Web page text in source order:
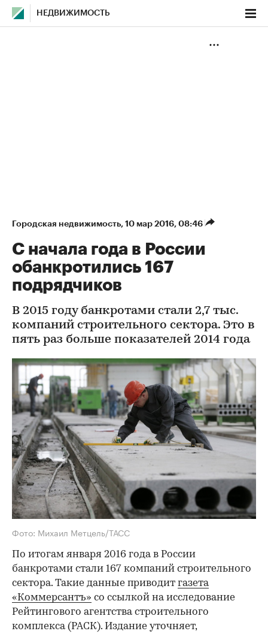
НЕДВИЖИМОСТЬ
Городская недвижимость⁠, 10 мар 2016, 08:46
С начала года в России
обанкротились 167
подрядчиков
В 2015 году банкротами стали 2,7 тыс.
компаний строительного сектора. Это в
пять раз больше показателей 2014 года
Фото: Михаил Метцель/ТАСС
По итогам января 2016 года в России
банкротами стали 167 компаний строительного
сектора. Такие данные приводит газета
«Коммерсантъ» со ссылкой на исследование
Рейтингового агентства строительного
комплекса (РАСК). Издание уточняет,